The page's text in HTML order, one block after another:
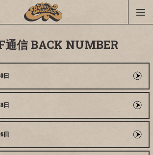
通信 BACK NUMBER
日
日
日